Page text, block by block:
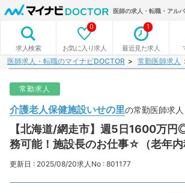
医師の求人・転職・アル
求人検索 お気に入り求人
0
最近見た求人
1
医師求人・転職のマイナビDOCTOR 常勤医師求人
常勤求人
介護老人保健施設いせの里の常勤医師求人
【北海道/網走市】週5日1600万
務可能！施設長のお仕事☆（老年内
更新日 : 2025/08/20求人No : 801177